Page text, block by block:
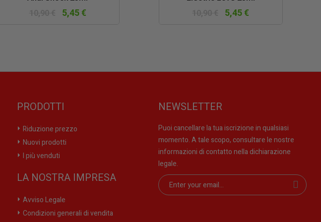
5,45 € 5,45 €
PRODOTTI
Riduzione prezzo
Nuovi prodotti
I più venduti
LA NOSTRA IMPRESA
Avviso Legale
Condizioni generali di vendita
NEWSLETTER
Puoi cancellare la tua iscrizione in qualsiasi
momento. A tale scopo, consultare le nostre
informazioni di contatto nella dichiarazione
legale.